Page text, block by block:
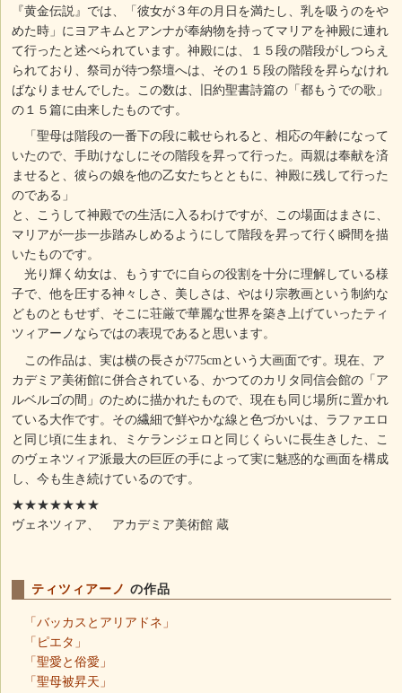
『黄金伝説』では、「彼女が３年の月日を満たし、乳を吸うのをや
めた時」にヨアキムとアンナが奉納物を持ってマリアを神殿に連れ
て行ったと述べられています。神殿には、１５段の階段がしつらえ
られており、祭司が待つ祭壇へは、その１５段の階段を昇らなけれ
ばなりませんでした。この数は、旧約聖書詩篇の「都もうでの歌」
の１５篇に由来したものです。
「聖母は階段の一番下の段に載せられると、相応の年齢になって
いたので、手助けなしにその階段を昇って行った。両親は奉献を済
ませると、彼らの娘を他の乙女たちとともに、神殿に残して行った
のである」
と、こうして神殿での生活に入るわけですが、この場面はまさに、
マリアが一歩一歩踏みしめるようにして階段を昇って行く瞬間を描
いたものです。
光り輝く幼女は、もうすでに自らの役割を十分に理解している様
子で、他を圧する神々しさ、美しさは、やはり宗教画という制約な
どものともせず、そこに荘厳で華麗な世界を築き上げていったティ
ツィアーノならではの表現であると思います。
この作品は、実は横の長さが775cmという大画面です。現在、ア
カデミア美術館に併合されている、かつてのカリタ同信会館の「ア
ルベルゴの間」のために描かれたもので、現在も同じ場所に置かれ
ている大作です。その繊細で鮮やかな線と色づかいは、ラファエロ
と同じ頃に生まれ、ミケランジェロと同じくらいに長生きした、こ
のヴェネツィア派最大の巨匠の手によって実に魅惑的な画面を構成
し、今も生き続けているのです。
★★★★★★★
ヴェネツィア、 アカデミア美術館 蔵
ティツィアーノ の作品
「バッカスとアリアドネ」
「ピエタ」
「聖愛と俗愛」
「聖母被昇天」